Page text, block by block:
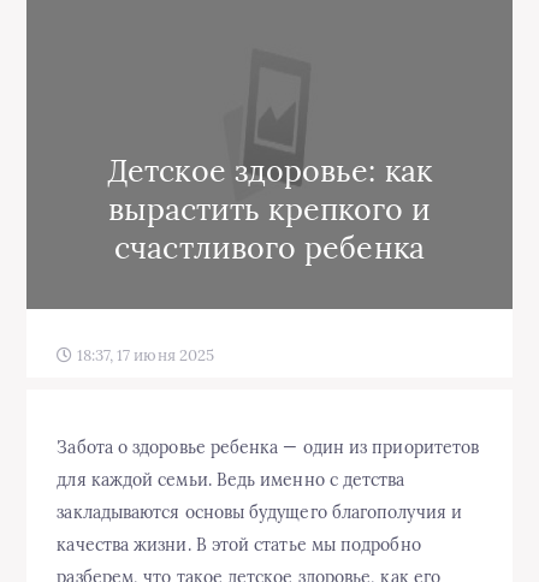
Детское здоровье: как
вырастить крепкого и
счастливого ребенка
18:37, 17 июня 2025
Забота о здоровье ребенка — один из приоритетов
для каждой семьи. Ведь именно с детства
закладываются основы будущего благополучия и
качества жизни. В этой статье мы подробно
разберем, что такое детское здоровье, как его